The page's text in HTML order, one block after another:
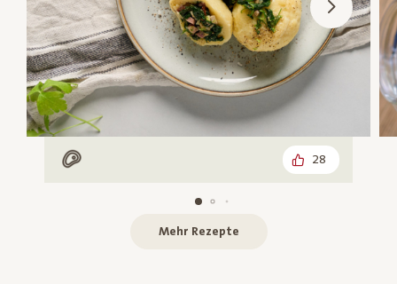
Mit Fleisch 28
Mehr Rezepte